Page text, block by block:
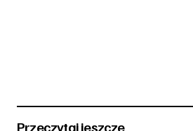
Przeczytaj jeszcze